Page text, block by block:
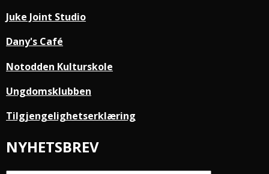
Juke Joint Studio
Dany's Café
Notodden Kulturskole
Ungdomsklubben
Tilgjengelighetserklæring
NYHETSBREV